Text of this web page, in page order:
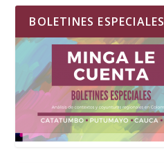
BOLETINES ESPECIALES